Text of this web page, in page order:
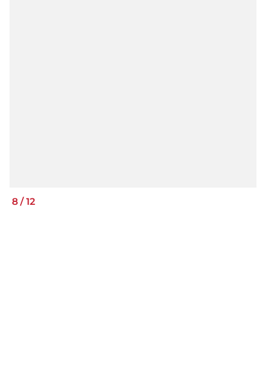
8 /12